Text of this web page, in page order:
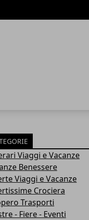
Viaggi e Vacanze
Benessere
Viaggi e Vacanze
Crociera
Trasporti
- Fiere - Eventi